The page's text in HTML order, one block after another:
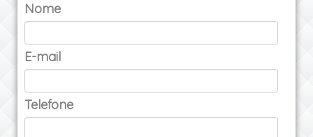
Nome
E-mail
Telefone